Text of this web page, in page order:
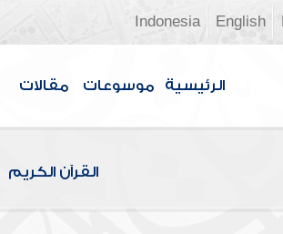
English
Indonesia
الرئيسية موسوعات مقالات
القرآن الكريم